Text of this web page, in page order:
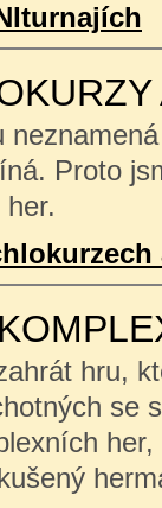
Proto
hru,
se